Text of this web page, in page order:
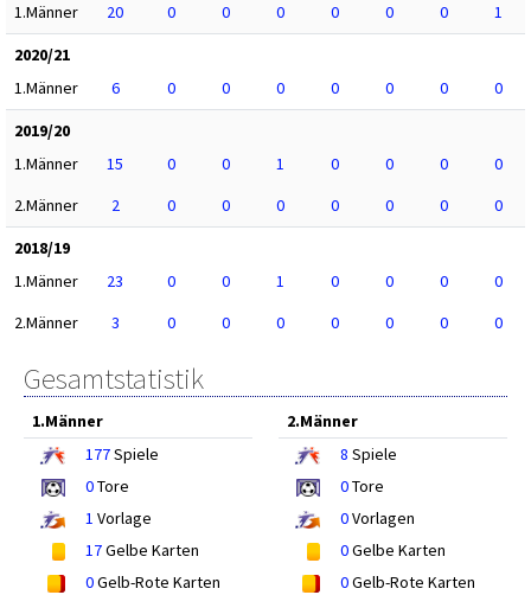
1.Männer
20 0 0 0 0 0 0
1
2020/21
1.Männer
6 0 0 0 0 0 0
0
2019/20
1.Männer
15 0 0 1 0 0 0
0
2.Männer
2 0 0 0 0 0 0
0
2018/19
1.Männer
23 0 0 1 0 0 0
0
2.Männer
3 0 0 0 0 0 0 0
Gesamtstatistik
1.Männer
177Spiele
0Tore
1 Vorlage
17Gelbe Karten
0Gelb-Rote Karten
2.Männer
8 Spiele
0Tore
0Vorlagen
0Gelbe Karten
0Gelb-Rote Karten